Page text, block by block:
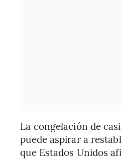
La congelación de
puede aspirar a
que Estados Unidos